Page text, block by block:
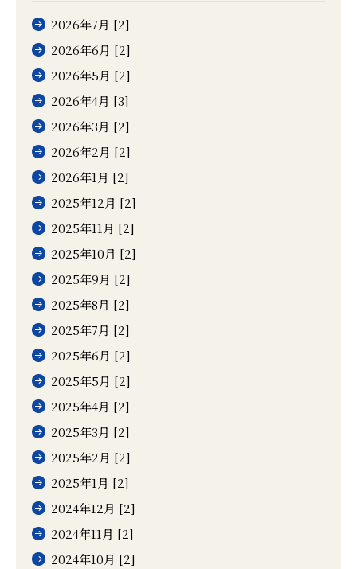
2026年7月 [2]
2026年6月 [2]
2026年5月 [2]
2026年4月 [3]
2026年3月 [2]
2026年2月 [2]
2026年1月 [2]
2025年12月 [2]
2025年11月 [2]
2025年10月 [2]
2025年9月 [2]
2025年8月 [2]
2025年7月 [2]
2025年6月 [2]
2025年5月 [2]
2025年4月 [2]
2025年3月 [2]
2025年2月 [2]
2025年1月 [2]
2024年12月 [2]
2024年11月 [2]
2024年10月 [2]